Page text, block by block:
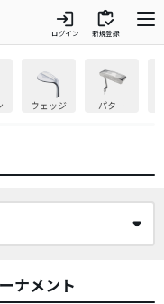
login
ログイン
inventory
新規登録
ウェッジ パター
ナメント